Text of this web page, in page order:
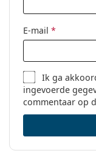
E-mail *
Ik ga
ingevoerde
commentaar op